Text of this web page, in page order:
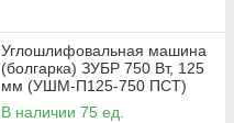
Углошлифовальная машина
(болгарка) ЗУБР 750 Вт, 125
мм (УШМ-П125-750 ПСТ)
В наличии 75 ед.